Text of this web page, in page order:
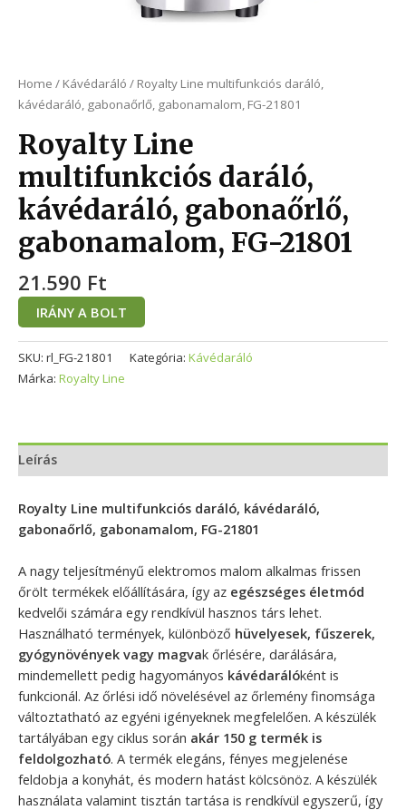
Home / Kávédaráló / Royalty Line multifunkciós daráló,
kávédaráló, gabonaőrlő, gabonamalom, FG-21801
Royalty Line
multifunkciós daráló,
kávédaráló, gabonaőrlő,
gabonamalom, FG-21801
21.590 Ft
IRÁNY A BOLT
SKU: rl_FG-21801 Kategória: Kávédaráló
Márka: Royalty Line
Leírás
Royalty Line multifunkciós daráló, kávédaráló,
gabonaőrlő, gabonamalom, FG-21801
A nagy teljesítményű elektromos malom alkalmas frissen
őrölt termékek előállítására, így az egészséges életmód
kedvelői számára egy rendkívül hasznos társ lehet.
Használható termények, különböző hüvelyesek, fűszerek,
gyógynövények vagy magvak őrlésére, darálására,
mindemellett pedig hagyományos kávédarálóként is
funkcionál. Az őrlési idő növelésével az őrlemény finomsága
változtatható az egyéni igényeknek megfelelően. A készülék
tartályában egy ciklus során akár 150 g termék is
feldolgozható. A termék elegáns, fényes megjelenése
feldobja a konyhát, és modern hatást kölcsönöz. A készülék
használata valamint tisztán tartása is rendkívül egyszerű, így